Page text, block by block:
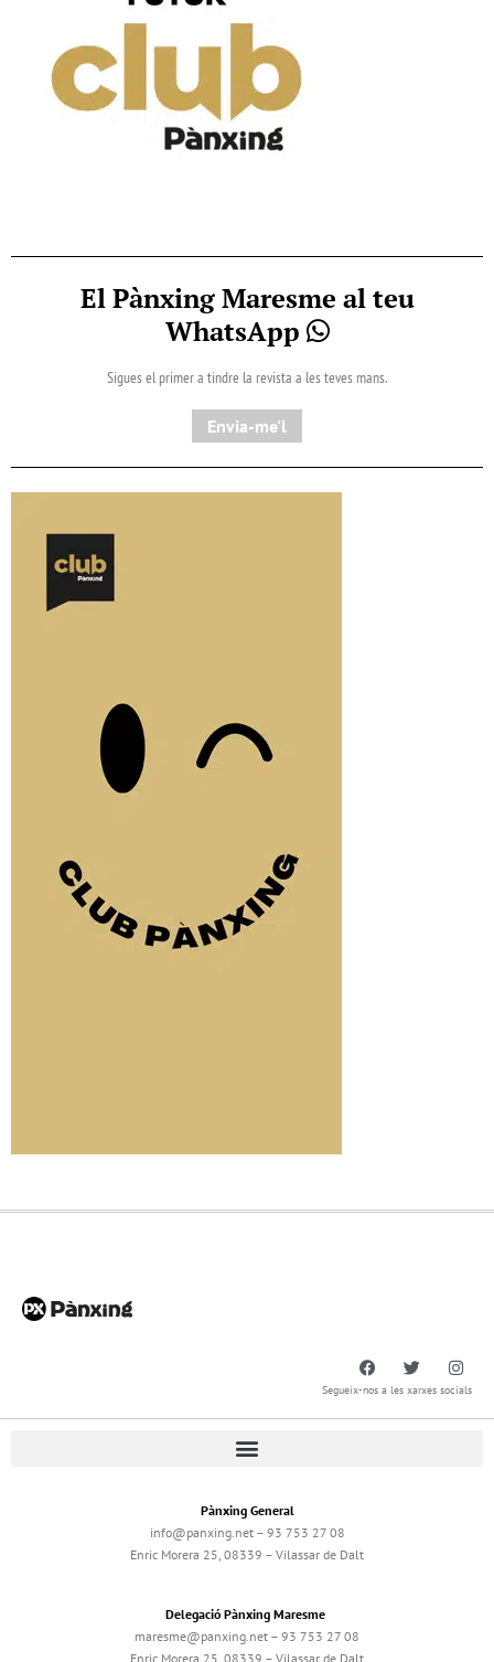
El Pànxing Maresme al teu
WhatsApp
Sigues el primer a tindre la revista a les teves mans.
Envia-me'l
Segueix-nos a les xarxes socials
Pànxing General
info@panxing.net – 93 753 27 08
Enric Morera 25, 08339 – Vilassar de Dalt
Delegació Pànxing Maresme
maresme@panxing.net – 93 753 27 08
Enric Morera 25, 08339 – Vilassar de Dalt